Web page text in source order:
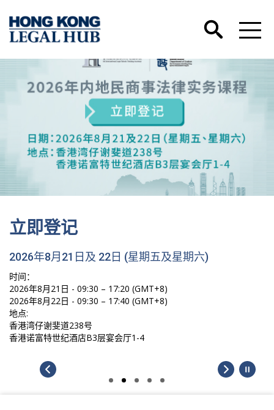
立即登记
2026年8月21日及 22日 (星期五及星期六)
时间：
2026年8月21日 - 09:30 – 17:20 (GMT+8)
2026年8月22日 - 09:30 – 17:40 (GMT+8)
地点:
香港湾仔谢斐道238号
香港诺富特世纪酒店B3层宴会厅1-4